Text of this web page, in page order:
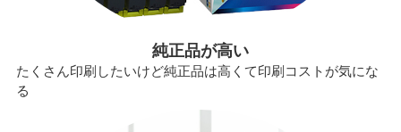
純正品が高い
たくさん印刷したいけど純正品は高くて印刷コストが気にな
る